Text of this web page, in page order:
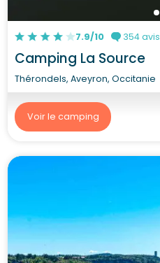
7.9/10 354 avis
Camping La Source
Thérondels, Aveyron, Occitanie
Voir le camping